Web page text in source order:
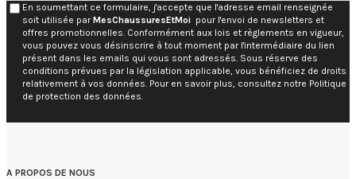
En soumettant ce formulaire, j'accepte que l'adresse email renseignée
soit utilisée parMesChaussuresEtMoi pour l'envoi de newsletters et
offres promotionnelles. Conformément aux lois et règlements en vigueur,
vous pouvez vous désinscrire à tout moment par l'intermédiaire du lien
présent dans les emails qui vous sont adressés. Sous réserve des
conditions prévues par la législation applicable, vous bénéficiez de droits
relativement à vos données. Pour en savoir plus, consultez notre Politique
de protection des données.
A PROPOS DE NOUS